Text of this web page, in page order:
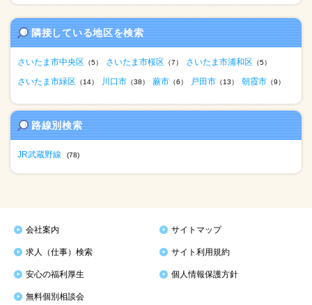
隣接している地区を検索
さいたま市中央区 （5） さいたま市桜区 （7） さいたま市浦和区 （5）
さいたま市緑区 （14） 川口市 （38） 蕨市 （6） 戸田市 （13） 朝霞市 （9）
路線別検索
JR武蔵野線 (78)
会社案内 サイトマップ
求人（仕事）検索 サイト利用規約
安心の福利厚生 個人情報保護方針
無料個別相談会